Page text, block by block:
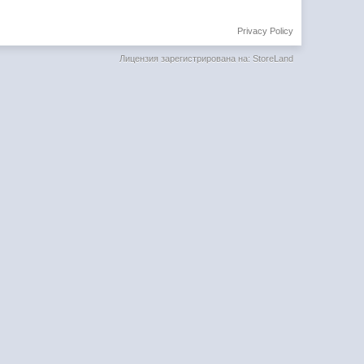
Privacy Policy
Лицензия зарегистрирована на: StoreLand